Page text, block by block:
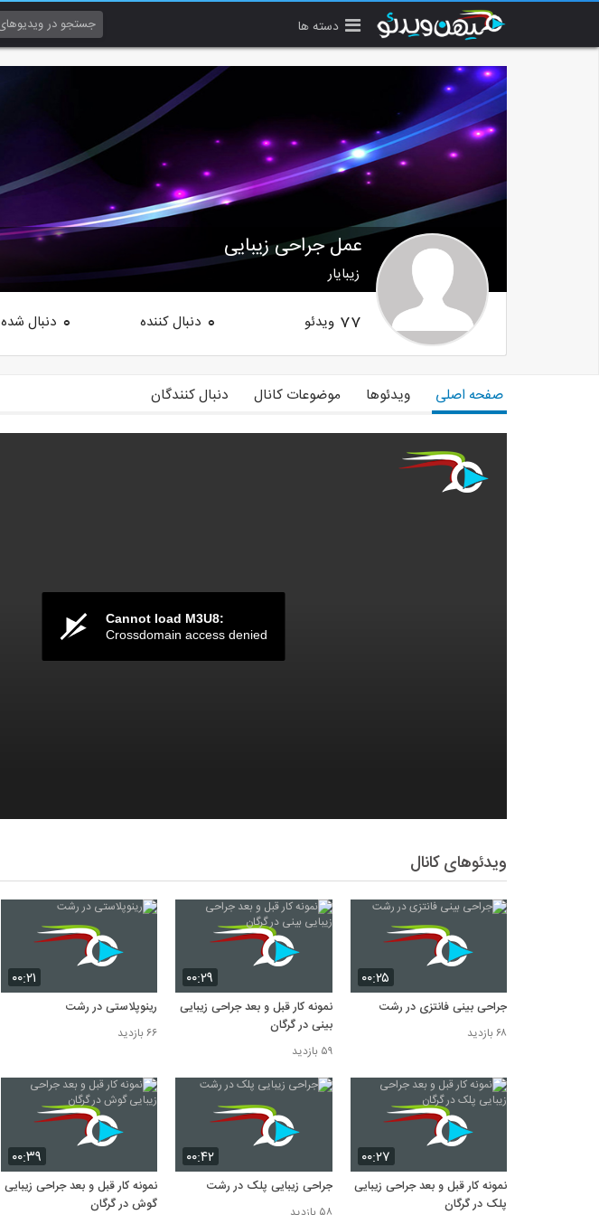
دسته ها
عمل جراحی زیبایی
زیبایار
77 ویدئو 0 دنبال کننده 0 دنبال شده
صفحه اصلی ویدئوها موضوعات کانال دنبال کنندگان
Cannot load M3U8:
Crossdomain access denied
ویدئوهای کانال
۰۰:۲۵
جراحی بینی فانتزی در رشت
۶۸ بازدید
۰۰:۲۹
نمونه کار قبل و بعد جراحی زیبایی
بینی در گرگان
۵۹ بازدید
۰۰:۲۱
رینوپلاستی در رشت
۶۶ بازدید
۰۰:۲۷
نمونه کار قبل و بعد جراحی زیبایی
پلک در گرگان
۰۰:۴۲
جراحی زیبایی پلک در رشت
۰۰:۳۹
نمونه کار قبل و بعد جراحی زیبایی
گوش در گرگان